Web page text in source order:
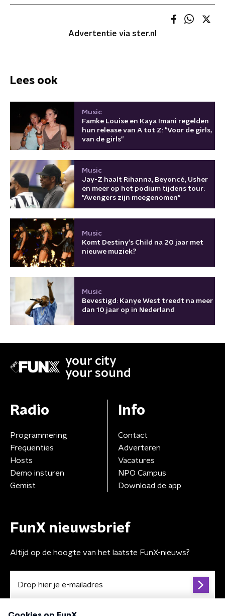
Advertentie via ster.nl
Lees ook
Music
Famke Louise en Kaya Imani regelden
hun release van A tot Z: "Voor de girls,
van de girls"
Music
Jay-Z haalt Rihanna, Beyoncé, Usher
en meer op het podium tijdens tour:
"Avengers zijn meegenomen"
Music
Komt Destiny's Child na 20 jaar met
nieuwe muziek?
Music
Bevestigd: Kanye West treedt na meer
dan 10 jaar op in Nederland
your city
your sound
Radio
Programmering
Frequenties
Hosts
Demo insturen
Gemist
Info
Contact
Adverteren
Vacatures
NPO Campus
Download de app
FunX nieuwsbrief
Altijd op de hoogte van het laatste FunX-nieuws?